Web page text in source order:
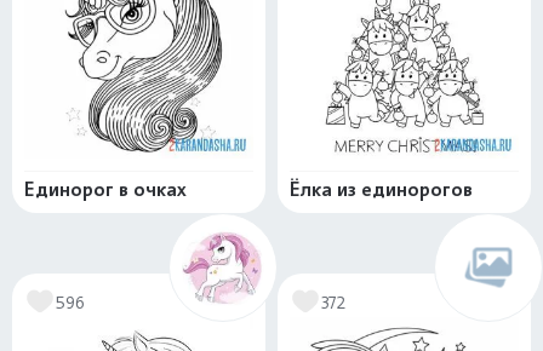
Единорог в очках Ёлка из единорогов
596 372